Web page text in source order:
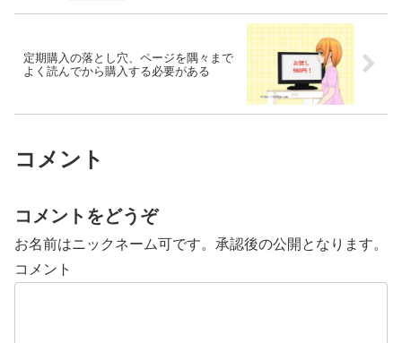
定期購入の落とし穴、ページを隅々まで
よく読んでから購入する必要がある
コメント
コメントをどうぞ
お名前はニックネーム可です。承認後の公開となります。
コメント